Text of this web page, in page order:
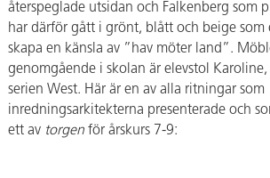
återspeglade utsidan och Falkenberg som
har därför gått i grönt, blått och beige som
skapa en känsla av ”hav möter land”.
genomgående i skolan är elevstol
serien West. Här är en av alla ritningar som
inredningsarkitekterna presenterade och
ett av torgen för årskurs 7-9: